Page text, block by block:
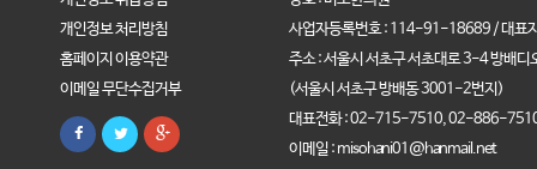
개인정보 처리방침
홈페이지 이용약관
이메일 무단수집거부
사업자등록번호 : 114-91-18689 / 대표
주소 : 서울시 서초구 서초대로 3-4 방배
(서울시 서초구 방배동 3001-2번지)
대표전화 : 02-715-7510, 02-886-
이메일 : misohani01@hanmail.net